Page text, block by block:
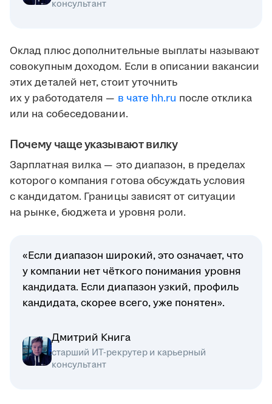
консультант
Оклад плюс дополнительные выплаты называют
совокупным доходом. Если в описании вакансии
этих деталей нет, стоит уточнить
их у работодателя — в чате hh.ru после отклика
или на собеседовании.
Почему чаще указывают вилку
Зарплатная вилка — это диапазон, в пределах
которого компания готова обсуждать условия
с кандидатом. Границы зависят от ситуации
на рынке, бюджета и уровня роли.
«Если диапазон широкий, это означает, что
у компании нет чёткого понимания уровня
кандидата. Если диапазон узкий, профиль
кандидата, скорее всего, уже понятен».
Дмитрий Книга
старший ИТ-рекрутер и карьерный
консультант